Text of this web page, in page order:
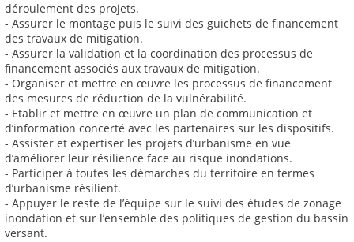
déroulement des projets.
- Assurer le montage puis le suivi des guichets de financement
des travaux de mitigation.
- Assurer la validation et la coordination des processus de
financement associés aux travaux de mitigation.
- Organiser et mettre en œuvre les processus de financement
des mesures de réduction de la vulnérabilité.
- Etablir et mettre en œuvre un plan de communication et
d’information concerté avec les partenaires sur les dispositifs.
- Assister et expertiser les projets d’urbanisme en vue
d’améliorer leur résilience face au risque inondations.
- Participer à toutes les démarches du territoire en termes
d’urbanisme résilient.
- Appuyer le reste de l’équipe sur le suivi des études de zonage
inondation et sur l’ensemble des politiques de gestion du bassin
versant.